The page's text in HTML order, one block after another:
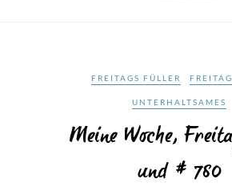
FREITAGS FÜLLER
UNTERHALTSAMES
Meine Woche,
und # 780